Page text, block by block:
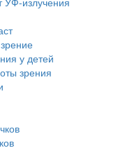
у детей
зрения